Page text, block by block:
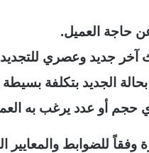
حاجة العميل.
آخر جديد وعصري
الجديد بتكلفة
حجم أو عدد يرغب به
وفقاً للضوابط